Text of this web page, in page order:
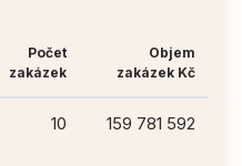
Počet
zakázek
Objem
zakázek Kč
10 159 781 592